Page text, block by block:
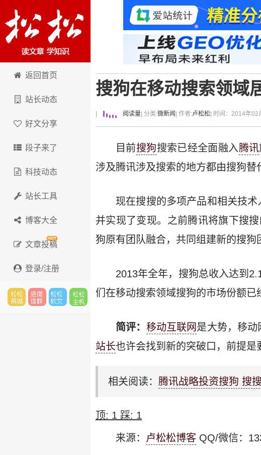
卢松松博客
返回首页
站长动态
好文分享
段子来了
科技动态
站长工具
博客大全
文章投稿
登录/注册
搜狗在移动搜索领域
阅读量 | 分类:微新闻 | 作者:卢松松 | 时间：2014年
目前搜狗搜索已经全面融入腾讯
涉及腾讯涉及搜索的地方都由搜狗替
现在搜搜的多项产品和相关技
并实现了变现。之前腾讯将旗下搜
狗原有团队融合，共同组建新的搜狗
2013年全年，搜狗总收入达到
们在移动搜索领域搜狗的市场份额已
简评： 移动互联网 是大势，移动
站长也许会找到新的突破口，前提是
相关阅读： 腾讯战略投资搜狗 搜
顶: 1 踩: 1
来源： 卢松松博客 QQ/微信：